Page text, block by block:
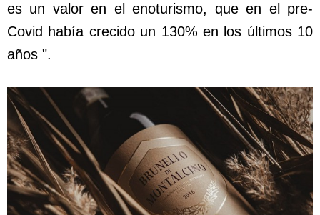
es un valor en el enoturismo, que en el pre-
Covid había crecido un 130% en los últimos 10
años ".